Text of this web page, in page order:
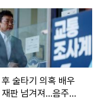
술타기 의혹 배우
재판 넘겨져…음주운
제외